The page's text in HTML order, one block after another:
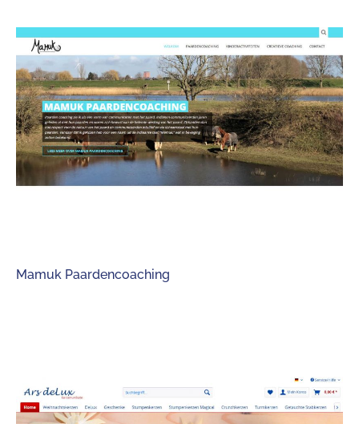
Mamuk Paardencoaching